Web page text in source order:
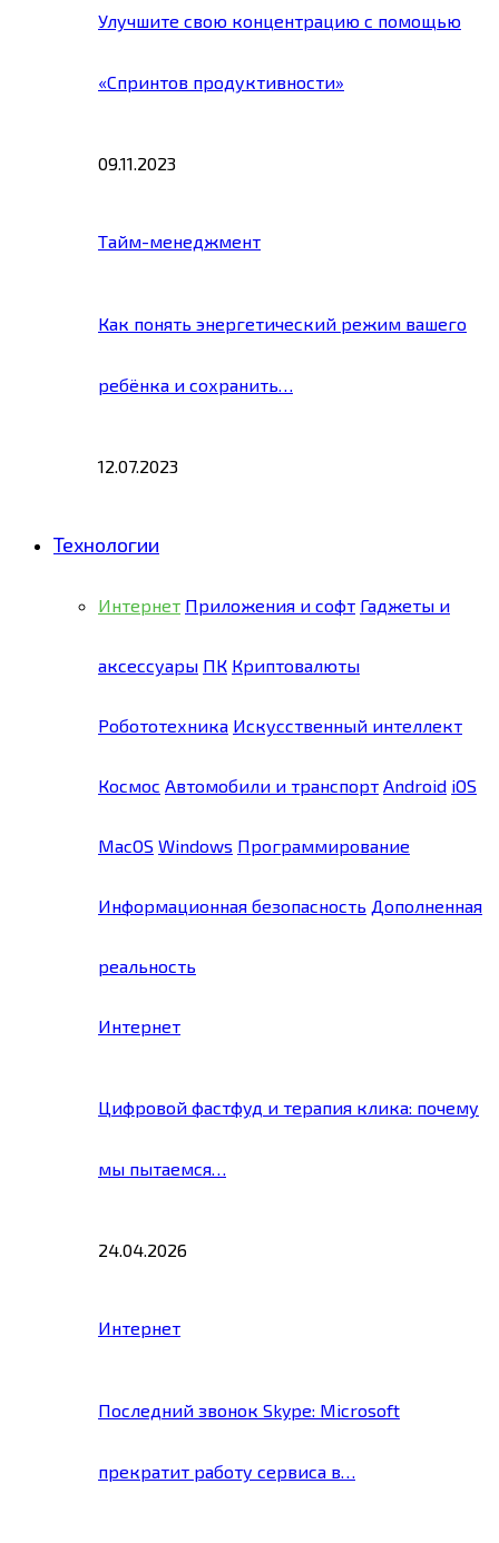
Улучшите свою концентрацию с помощью
«Спринтов продуктивности»
09.11.2023
Тайм-менеджмент
Как понять энергетический режим вашего
ребёнка и сохранить…
12.07.2023
Технологии
Интернет Приложения и софт Гаджеты и
аксессуары ПК Криптовалюты
Робототехника Искусственный интеллект
Космос Автомобили и транспорт Android iOS
MacOS Windows Программирование
Информационная безопасность Дополненная
реальность
Интернет
Цифровой фастфуд и терапия клика: почему
мы пытаемся…
24.04.2026
Интернет
Последний звонок Skype: Microsoft
прекратит работу сервиса в…